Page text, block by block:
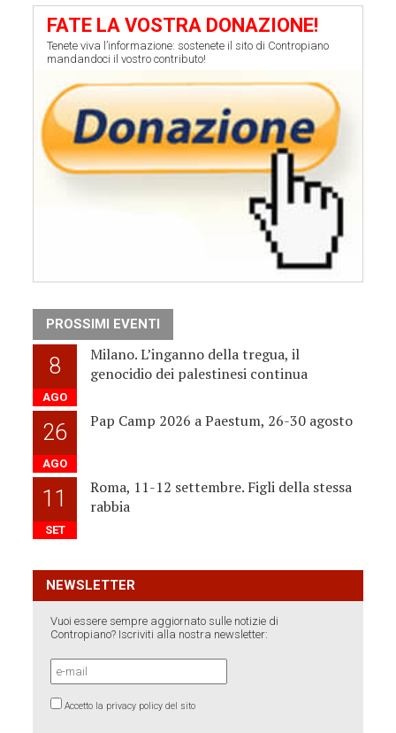
FATE LA VOSTRA DONAZIONE!
Tenete viva l’informazione: sostenete il sito di Contropiano
mandandoci il vostro contributo!
PROSSIMI EVENTI
8
AGO
Milano. L’inganno della tregua, il
genocidio dei palestinesi continua
26
AGO
Pap Camp 2026 a Paestum, 26-30 agosto
11
SET
Roma, 11-12 settembre. Figli della stessa
rabbia
NEWSLETTER
Vuoi essere sempre aggiornato sulle notizie di
Contropiano? Iscriviti alla nostra newsletter:
Accetto la privacy policy del sito